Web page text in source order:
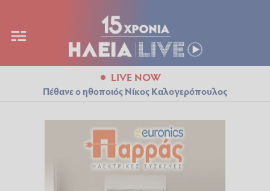
LIVE NOW
Πέθανε ο ηθοποιός Νίκος Καλογερόπουλος